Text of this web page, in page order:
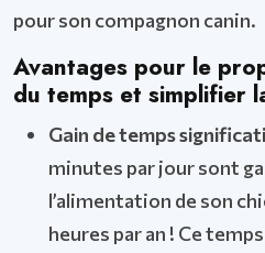
pour son compagnon canin.
Avantages pour le
du temps et simplifier
Gain de temps
minutes par jour sont
l’alimentation de son
heures par an ! Ce